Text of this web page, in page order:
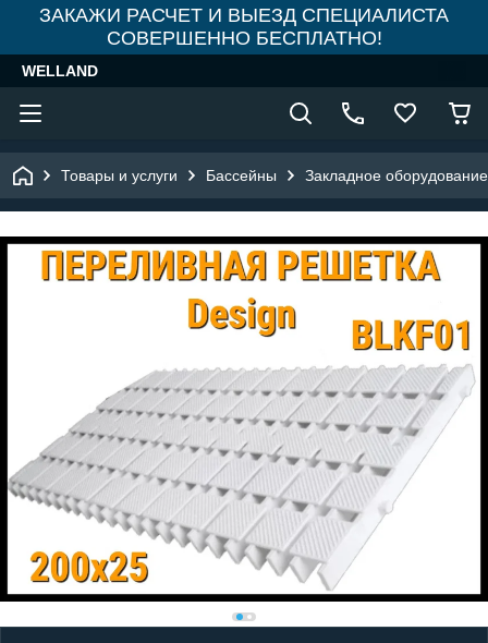
ЗАКАЖИ РАСЧЕТ И ВЫЕЗД СПЕЦИАЛИСТА
СОВЕРШЕННО БЕСПЛАТНО!
WELLAND
Товары и услуги Бассейны Закладное